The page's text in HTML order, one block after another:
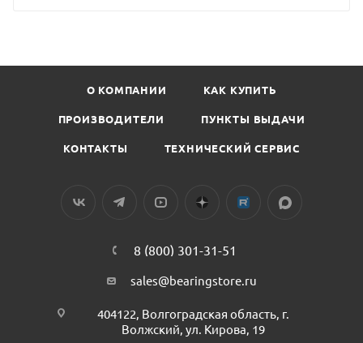
О КОМПАНИИ КАК КУПИТЬ
ПРОИЗВОДИТЕЛИ ПУНКТЫ ВЫДАЧИ
КОНТАКТЫ ТЕХНИЧЕСКИЙ СЕРВИС
8 (800) 301-31-51
sales@bearingstore.ru
404122, Волгоградская область, г.
Волжский, ул. Кирова, 19